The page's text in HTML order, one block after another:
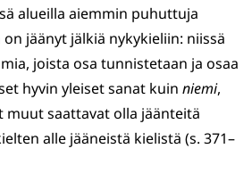
alueilla aiemmin puhuttuja
jäänyt jälkiä nykykieliin: niissä
joista osa tunnistetaan ja osaa
hyvin yleiset sanat kuin niemi,
muut saattavat olla jäänteitä
alle jääneistä kielistä (s. 371–